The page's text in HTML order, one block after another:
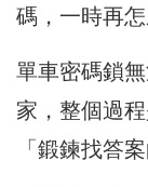
碼，一時再怎
單車密碼鎖
家，整個過
「鍛鍊找答